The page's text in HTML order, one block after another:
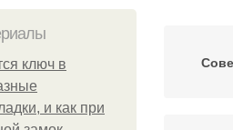
ключ в
и как при